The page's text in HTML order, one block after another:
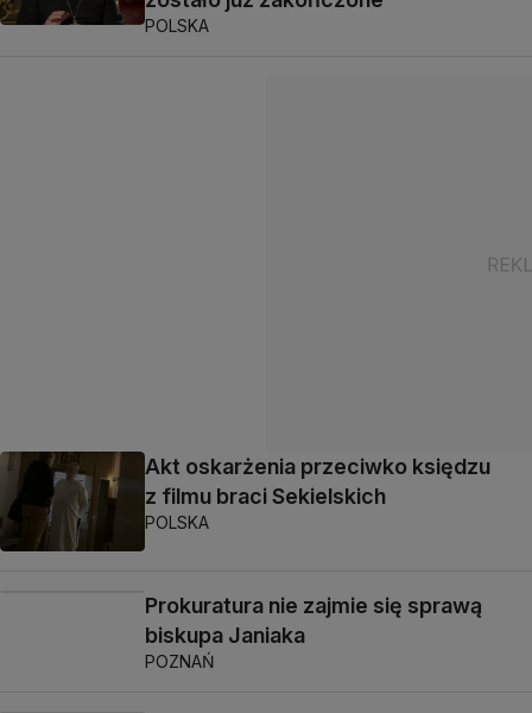
POLSKA
Akt oskarżenia przeciwko księdzu
z filmu braci Sekielskich
POLSKA
Prokuratura nie zajmie się sprawą
biskupa Janiaka
POZNAŃ